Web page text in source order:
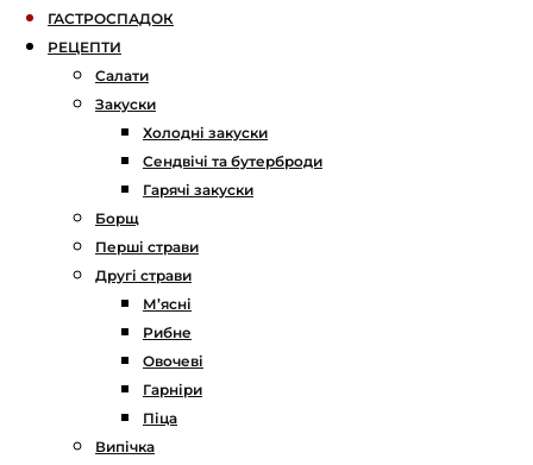
ГАСТРОСПАДОК
РЕЦЕПТИ
Салати
Закуски
Холодні закуски
Сендвічі та бутерброди
Гарячі закуски
Борщ
Перші страви
Другі страви
М’ясні
Рибне
Овочеві
Гарніри
Піца
Випічка